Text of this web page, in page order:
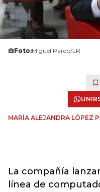
Foto:Miguel Pardo/LR
MARÍA ALEJANDRA LÓPEZ
La compañía
línea de